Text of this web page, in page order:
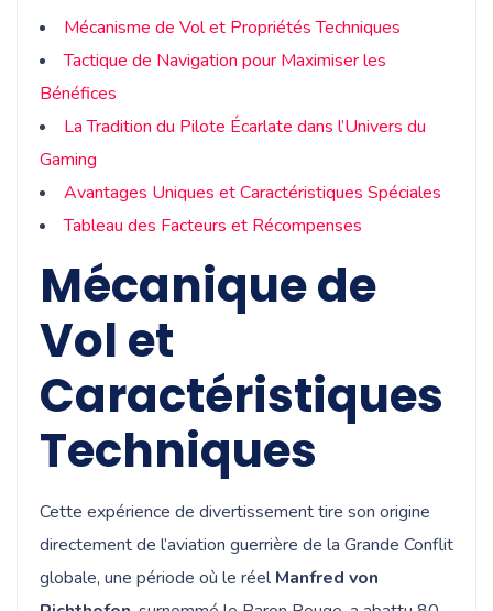
Mécanisme de Vol et Propriétés Techniques
Tactique de Navigation pour Maximiser les
Bénéfices
La Tradition du Pilote Écarlate dans l’Univers du
Gaming
Avantages Uniques et Caractéristiques Spéciales
Tableau des Facteurs et Récompenses
Mécanique de
Vol et
Caractéristiques
Techniques
Cette expérience de divertissement tire son origine
directement de l’aviation guerrière de la Grande Conflit
globale, une période où le réelManfred von